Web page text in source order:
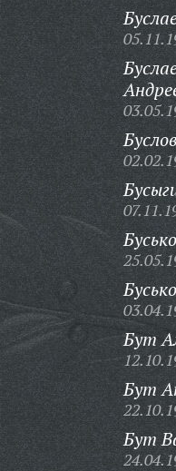
Бут
Бут
Бут